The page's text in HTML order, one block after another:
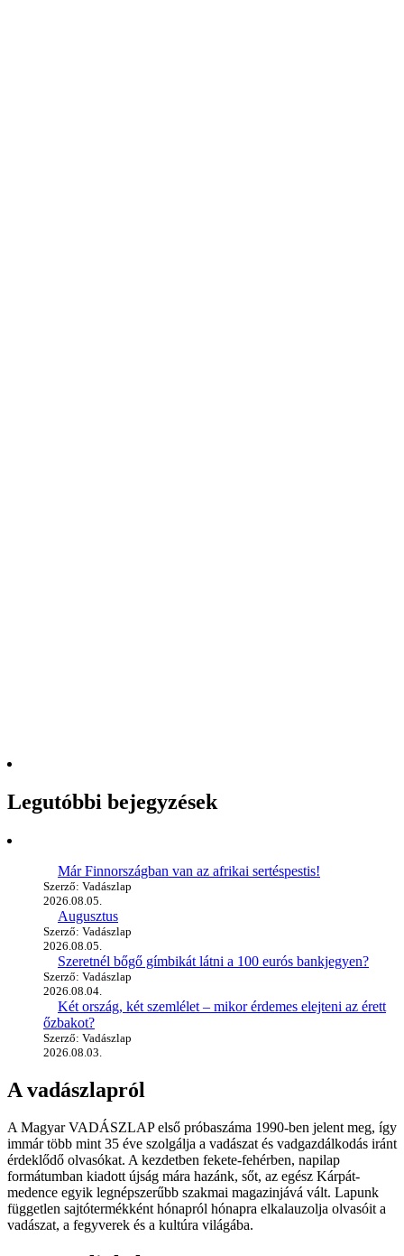
Legutóbbi bejegyzések
Már Finnországban van az afrikai sertéspestis!
Szerző: Vadászlap
2026.08.05.
Augusztus
Szerző: Vadászlap
2026.08.05.
Szeretnél bőgő gímbikát látni a 100 eurós bankjegyen?
Szerző: Vadászlap
2026.08.04.
Két ország, két szemlélet – mikor érdemes elejteni az érett
őzbakot?
Szerző: Vadászlap
2026.08.03.
A vadászlapról
A Magyar VADÁSZLAP első próbaszáma 1990-ben jelent meg, így
immár több mint 35 éve szolgálja a vadászat és vadgazdálkodás iránt
érdeklődő olvasókat. A kezdetben fekete-fehérben, napilap
formátumban kiadott újság mára hazánk, sőt, az egész Kárpát-
medence egyik legnépszerűbb szakmai magazinjává vált. Lapunk
független sajtótermékként hónapról hónapra elkalauzolja olvasóit a
vadászat, a fegyverek és a kultúra világába.